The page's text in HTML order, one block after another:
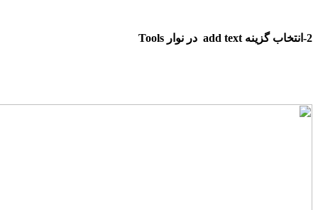
2-انتخاب گزینه add text در نوار Tools